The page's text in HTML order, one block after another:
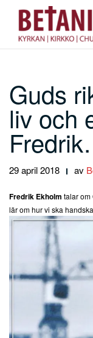
Hoppa
innehåll
Guds
liv och
29 april 2018 av
Fredrik Ekholm talar om
lär om hur vi ska
Ljudspelare